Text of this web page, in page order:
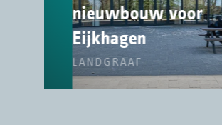
nieuwbouw voor
Eijkhagen
LANDGRAAF